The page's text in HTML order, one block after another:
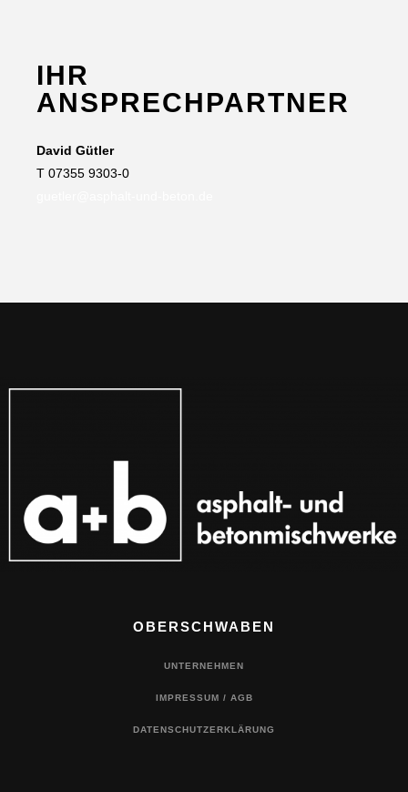
IHR
ANSPRECHPARTNER
David Gütler
T 07355 9303-0
OBERSCHWABEN
UNTERNEHMEN
IMPRESSUM / AGB
DATENSCHUTZERKLÄRUNG